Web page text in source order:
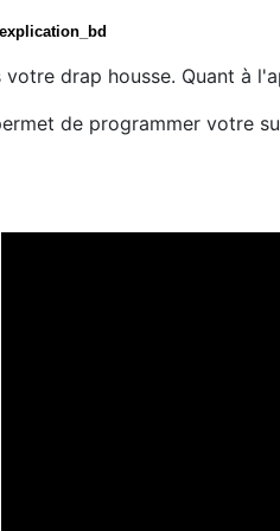
votre drap housse. Quant à
de programmer votre